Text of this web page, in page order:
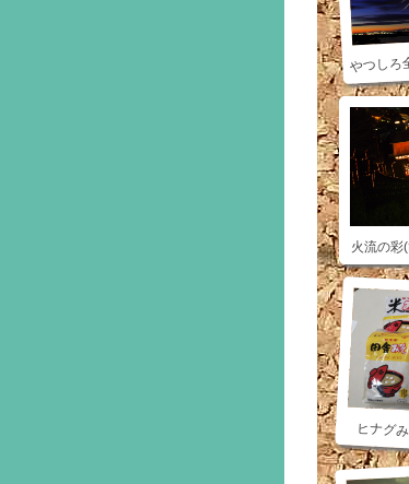
やつしろ
火流の彩(
ヒナグ